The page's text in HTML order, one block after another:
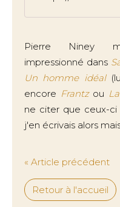
Pierre Niney
impressionné dans
Un homme idéal
encore Frantz ou
ne citer que ceux-
j'en écrivais alors
« Article précédent
Retour à l'accueil